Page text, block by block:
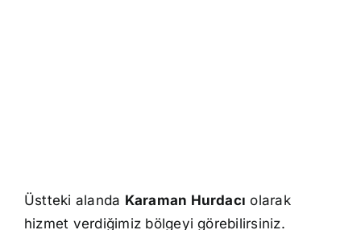
Üstteki alanda Karaman Hurdacı olarak
hizmet verdiğimiz bölgeyi görebilirsiniz.